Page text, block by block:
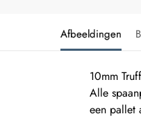
Afbeeldingen
10mm
Alle
een pallet